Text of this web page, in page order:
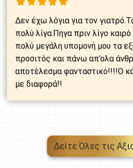
Δεν έχω λόγια για τον
πολύ λίγα.Πηγα πριν λίγο
πολύ μεγάλη υπομονή μου τα
προσιτός και πάνω απ’ολα
αποτέλεσμα φανταστικό!!!!Ο
με διαφορά!!
Δείτε Όλες τις